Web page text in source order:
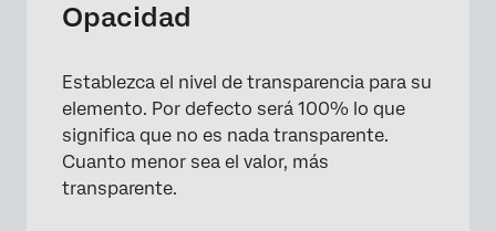
Opacidad
Establezca el nivel de transparencia para su
elemento. Por defecto será 100% lo que
significa que no es nada transparente.
Cuanto menor sea el valor, más
transparente.